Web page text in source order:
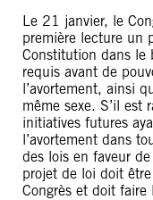
Le 21 janvier, le
première lecture un
Constitution dans le
requis avant de
l’avortement, ainsi
même sexe. S’il est
initiatives futures
l’avortement dans
des lois en faveur
projet de loi doit
Congrès et doit faire